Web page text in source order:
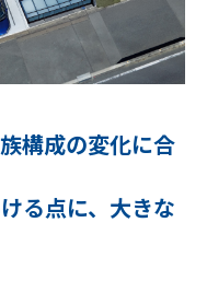
構成の変化に合
る点に、大きな